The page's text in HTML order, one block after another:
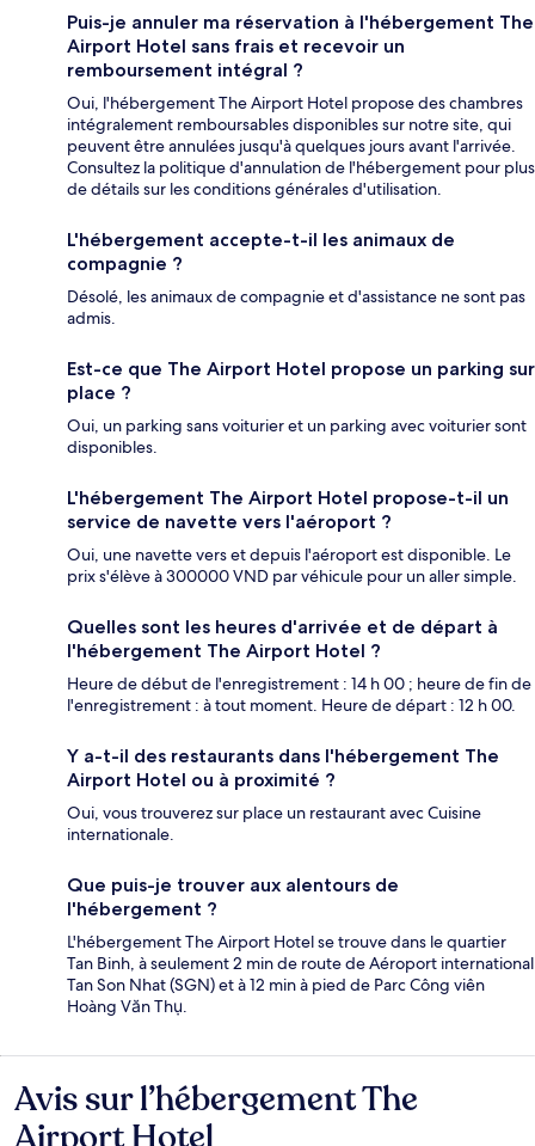
Puis-je annuler ma réservation à l'hébergement The
Airport Hotel sans frais et recevoir un
remboursement intégral ?
Oui, l'hébergement The Airport Hotel propose des chambres
intégralement remboursables disponibles sur notre site, qui
peuvent être annulées jusqu'à quelques jours avant l'arrivée.
Consultez la politique d'annulation de l'hébergement pour plus
de détails sur les conditions générales d'utilisation.
L'hébergement accepte-t-il les animaux de
compagnie ?
Désolé, les animaux de compagnie et d'assistance ne sont pas
admis.
Est-ce que The Airport Hotel propose un parking sur
place ?
Oui, un parking sans voiturier et un parking avec voiturier sont
disponibles.
L'hébergement The Airport Hotel propose-t-il un
service de navette vers l'aéroport ?
Oui, une navette vers et depuis l'aéroport est disponible. Le
prix s'élève à 300000 VND par véhicule pour un aller simple.
Quelles sont les heures d'arrivée et de départ à
l'hébergement The Airport Hotel ?
Heure de début de l'enregistrement : 14 h 00 ; heure de fin de
l'enregistrement : à tout moment. Heure de départ : 12 h 00.
Y a-t-il des restaurants dans l'hébergement The
Airport Hotel ou à proximité ?
Oui, vous trouverez sur place un restaurant avec Cuisine
internationale.
Que puis-je trouver aux alentours de
l'hébergement ?
L'hébergement The Airport Hotel se trouve dans le quartier
Tan Binh, à seulement 2 min de route de Aéroport international
Tan Son Nhat (SGN) et à 12 min à pied de Parc Công viên
Hoàng Văn Thụ.
Avis
Avis sur l’hébergement The